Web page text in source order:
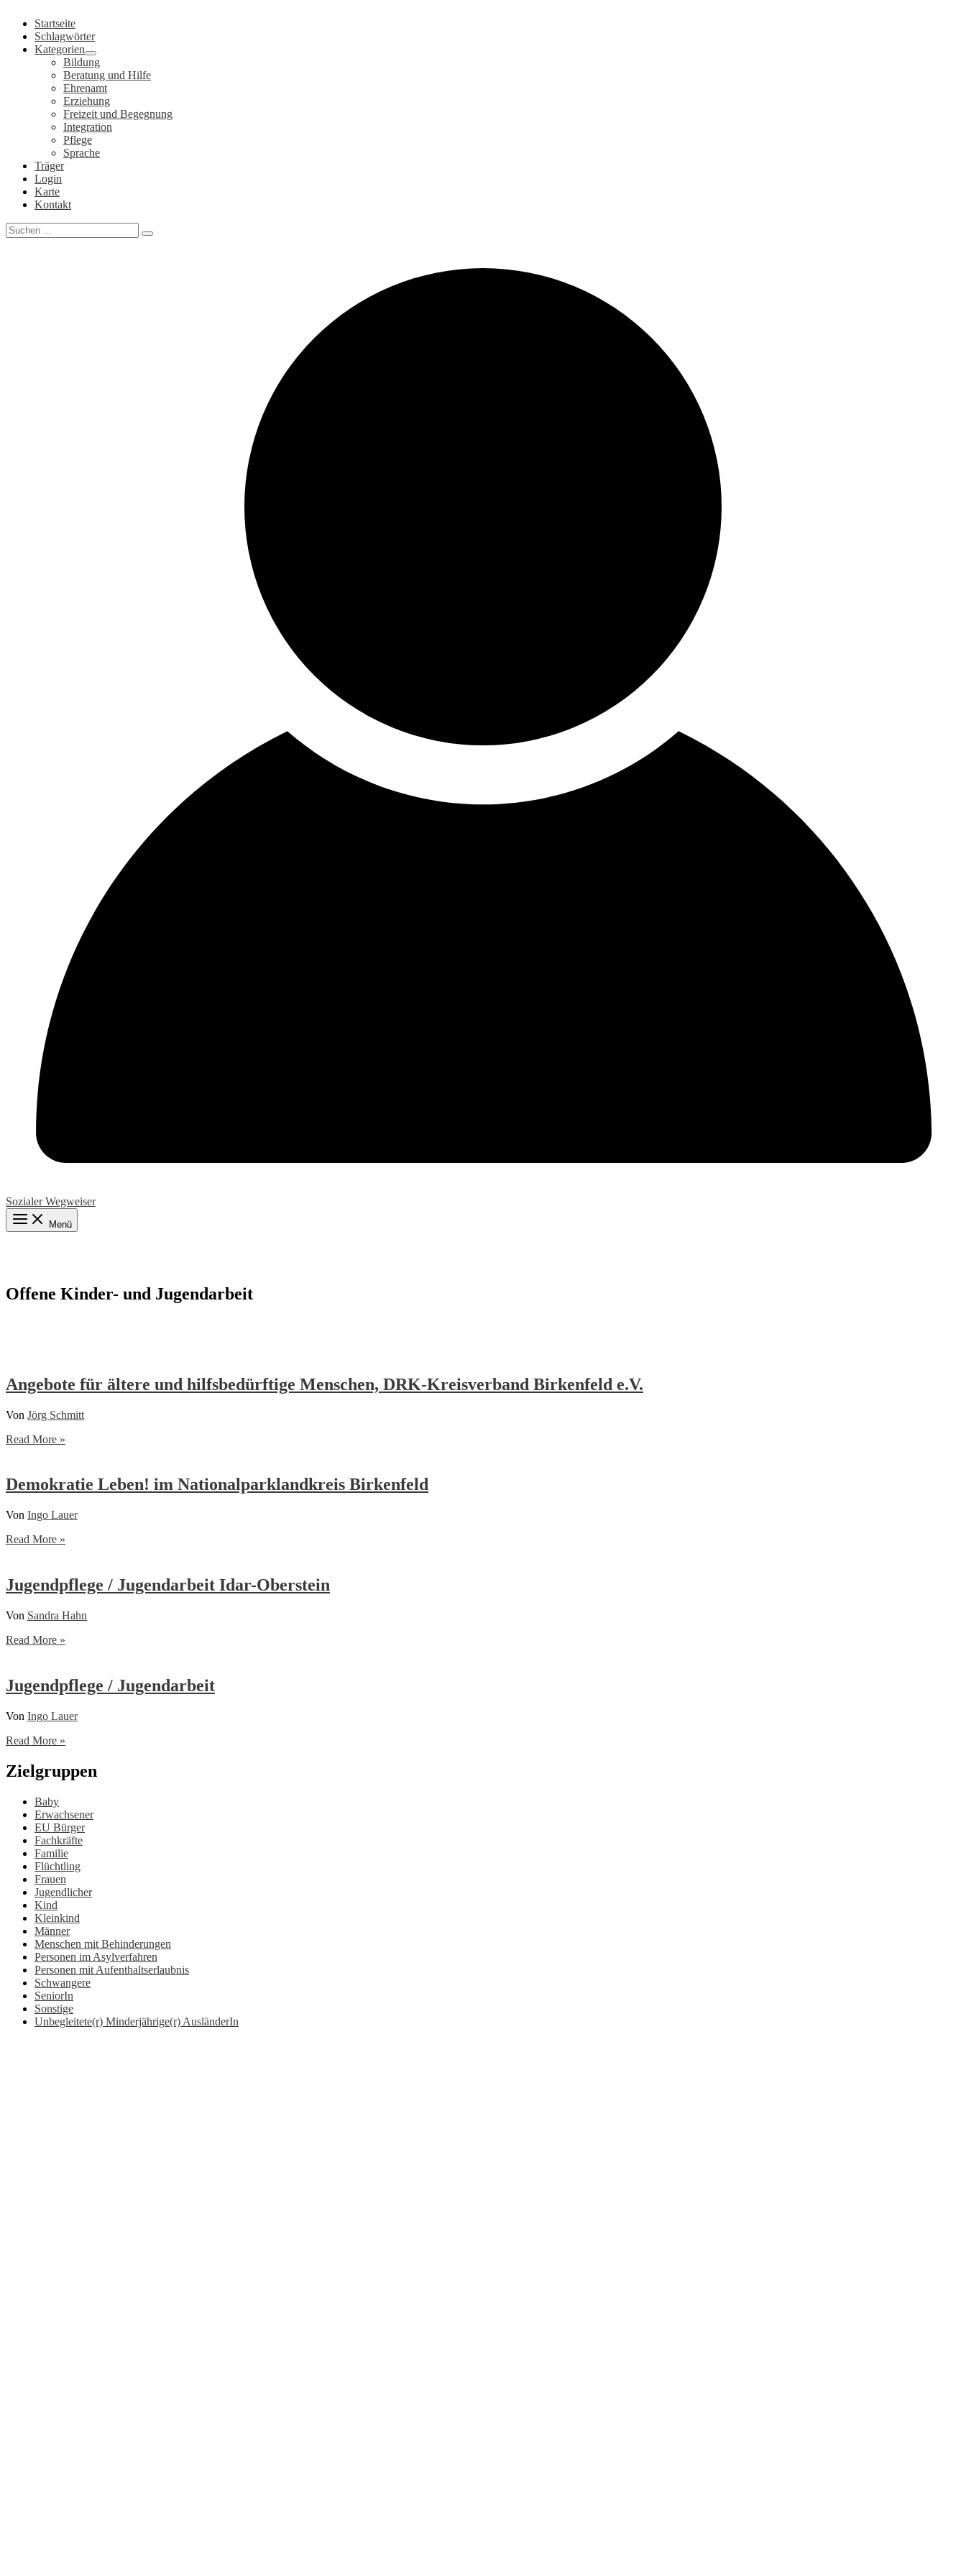
Inhalt
springen
Startseite
Schlagwörter
Kategorien
Bildung
Beratung und Hilfe
Ehrenamt
Erziehung
Freizeit und Begegnung
Integration
Pflege
Sprache
Träger
Login
Karte
Kontakt
Search
for:
Sozialer Wegweiser
Menü
Offene Kinder- und Jugendarbeit
Angebote für ältere und hilfsbedürftige Menschen, DRK-Kreisverband Birkenfeld e.V.
Von Jörg Schmitt
Angebote
und
hilfsbedürftige
DRK-
Birkenfeld
Read More »
Demokratie Leben! im Nationalparklandkreis Birkenfeld
Von Ingo Lauer
Demokratie
Nationalparklandkreis
Birkenfeld
Read More »
Jugendpflege / Jugendarbeit Idar-Oberstein
Von Sandra Hahn
Jugendpflege
Idar-
Oberstein
Read More »
Jugendpflege / Jugendarbeit
Von Ingo Lauer
Jugendpflege
Jugendarbeit
Read More »
Zielgruppen
Baby
Erwachsener
EU Bürger
Fachkräfte
Familie
Flüchtling
Frauen
Jugendlicher
Kind
Kleinkind
Männer
Menschen mit Behinderungen
Personen im Asylverfahren
Personen mit Aufenthaltserlaubnis
Schwangere
SeniorIn
Sonstige
Unbegleitete(r) Minderjährige(r) AusländerIn